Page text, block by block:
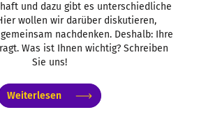
und dazu gibt es unterschiedliche
wollen wir darüber diskutieren,
nachdenken. Deshalb: Ihre
Was ist Ihnen wichtig? Schreiben
Sie uns!
Weiterlesen